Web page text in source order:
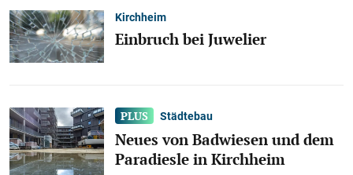
Kirchheim
Einbruch bei Juwelier
Städtebau
Neues von Badwiesen und dem
Paradiesle in Kirchheim